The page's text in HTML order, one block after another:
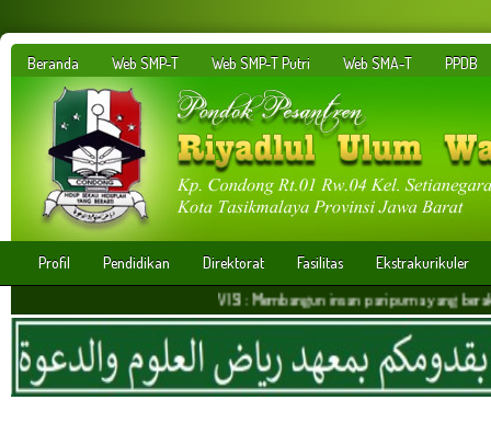
Beranda Web SMP-T Web SMP-T Putri Web SMA-T PPDB
Profil Pendidikan Direktorat Fasilitas
Ekstrakurikuler
VISI : Membangun insan paripurna yang